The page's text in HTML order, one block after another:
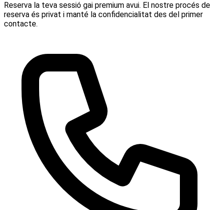
Reserva la teva sessió gai premium avui. El nostre procés de
reserva és privat i manté la confidencialitat des del primer
contacte.